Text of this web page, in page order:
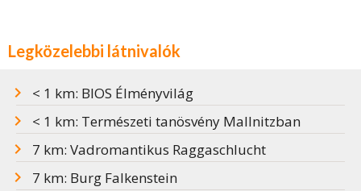
Legközelebbi látnivalók
< 1 km: BIOS Élményvilág
< 1 km: Természeti tanösvény Mallnitzban
7 km: Vadromantikus Raggaschlucht
7 km: Burg Falkenstein